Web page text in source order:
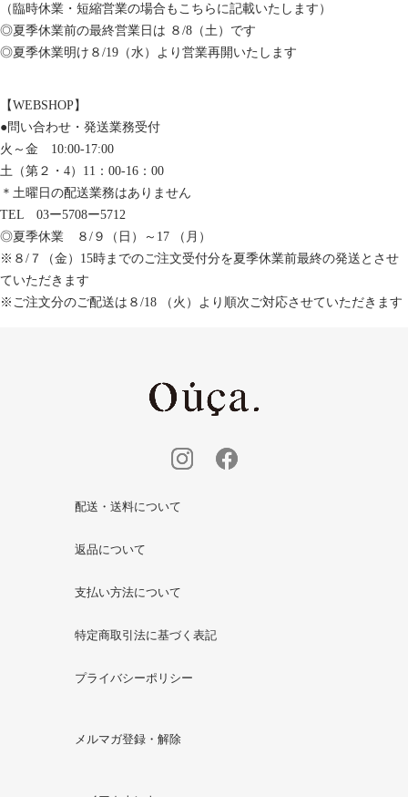
（臨時休業・短縮営業の場合もこちらに記載いたします）
◎夏季休業前の最終営業日は ８/8（土）です
◎夏季休業明け８/19（水）より営業再開いたします
【WEBSHOP】
●問い合わせ・発送業務受付
火～金 10:00-17:00
土（第２・4）11：00-16：00
＊土曜日の配送業務はありません
TEL 03ー5708ー5712
◎夏季休業 ８/９（日）～17 （月）
※８/７（金）15時までのご注文受付分を夏季休業前最終の発送とさせ
ていただきます
※ご注文分のご配送は８/18 （火）より順次ご対応させていただきます
配送・送料について
返品について
支払い方法について
特定商取引法に基づく表記
プライバシーポリシー
メルマガ登録・解除